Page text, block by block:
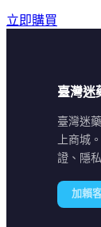
立即購買
臺灣迷
臺灣迷
上商城
證、隱
加賴